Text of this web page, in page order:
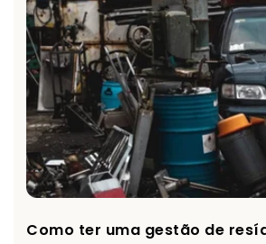
Como ter uma gestão de